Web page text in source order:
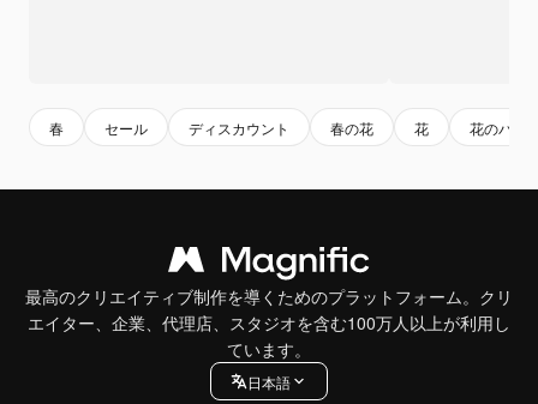
春 セール ディスカウント 春の花 花 花のバナ
最高のクリエイティブ制作を導くためのプラットフォーム。クリ
エイター、企業、代理店、スタジオを含む100万人以上が利用し
ています。
日本語